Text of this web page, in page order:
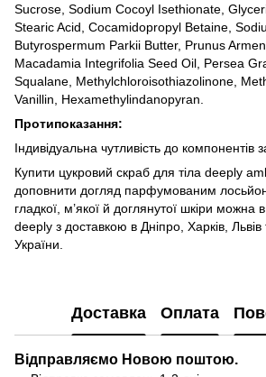
Sucrose, Sodium Cocoyl Isethionate,
Stearic Acid, Cocamidopropyl Betaine,
Butyrospermum Parkii Butter, Prunus
Macadamia Integrifolia Seed Oil, Persea
Squalane, Methylchloroisothiazolinone,
Vanillin, Hexamethylindanopyran.
Протипоказання:
Індивідуальна чутливість до компонентів
Купити цукровий скраб для тіла deeply
доповнити догляд парфумованим
гладкої, м’якої й доглянутої шкіри можна
deeply з доставкою в Дніпро, Харків, Львів
України.
Доставка Оплата
Відправляємо Новою поштою.